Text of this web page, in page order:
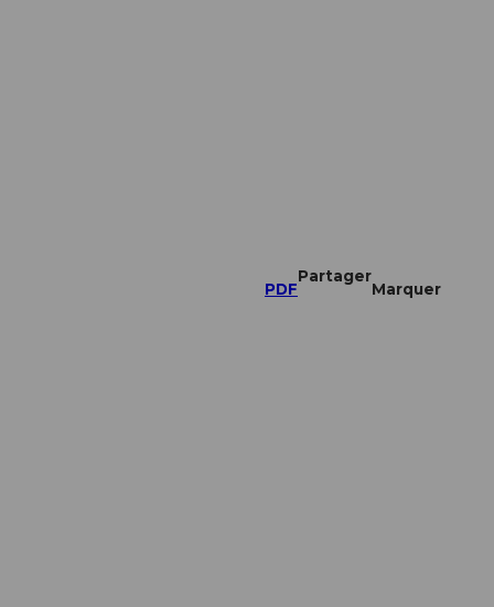
PDF
Partager
Marquer